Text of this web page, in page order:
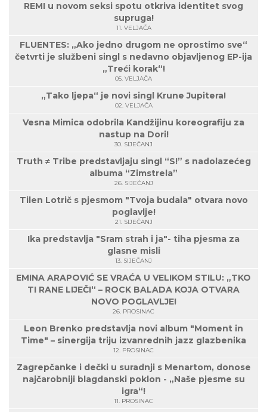
REMI u novom seksi spotu otkriva identitet svog
supruga!
11. VELJAČA
FLUENTES: „Ako jedno drugom ne oprostimo sve“
četvrti je službeni singl s nedavno objavljenog EP-ija
„Treći korak“!
05. VELJAČA
„Tako ljepa“ je novi singl Krune Jupitera!
02. VELJAČA
Vesna Mimica odobrila Kandžijinu koreografiju za
nastup na Dori!
30. SIJEČANJ
Truth ≠ Tribe predstavljaju singl “S!” s nadolazećeg
albuma “Zimstrela”
26. SIJEČANJ
Tilen Lotrič s pjesmom "Tvoja budala" otvara novo
poglavlje!
21. SIJEČANJ
Ika predstavlja "Sram strah i ja"- tiha pjesma za
glasne misli
13. SIJEČANJ
EMINA ARAPOVIĆ SE VRAĆA U VELIKOM STILU: „TKO
TI RANE LIJEČI“ – ROCK BALADA KOJA OTVARA
NOVO POGLAVLJE!
26. PROSINAC
Leon Brenko predstavlja novi album "Moment in
Time" – sinergija triju izvanrednih jazz glazbenika
12. PROSINAC
Zagrepčanke i dečki u suradnji s Menartom, donose
najčarobniji blagdanski poklon - „Naše pjesme su
igra“!
11. PROSINAC